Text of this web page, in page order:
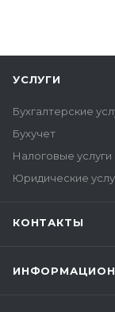
УСЛУГИ
Бухгалтерские
Бухучет
Налоговые услуги
Юридические
КОНТАКТЫ